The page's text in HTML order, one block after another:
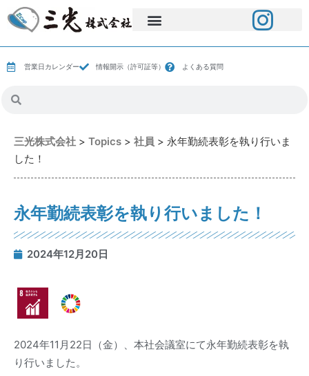
営業日カレンダー 情報開示（許可証等） よくある質問
三光株式会社 > Topics > 社員 > 永年勤続表彰を執り行いま
した！
永年勤続表彰を執り行いました！
2024年12月20日
2024年11月22日（金）、本社会議室にて永年勤続表彰を執
り行いました。